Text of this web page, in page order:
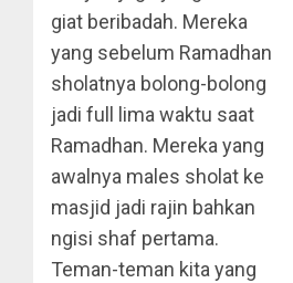
giat beribadah. Mereka
yang sebelum Ramadhan
sholatnya bolong-bolong
jadi full lima waktu saat
Ramadhan. Mereka yang
awalnya males sholat ke
masjid jadi rajin bahkan
ngisi shaf pertama.
Teman-teman kita yang